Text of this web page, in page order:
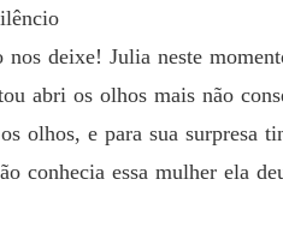
deixe! Julia neste
abri os olhos mais não
olhos, e para sua surpresa
conhecia essa mulher ela